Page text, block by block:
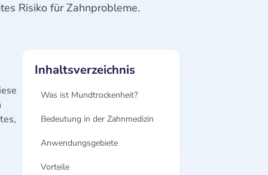
Risiko für Zahnprobleme.
Inhaltsverzeichnis
Was ist Mundtrockenheit?
Bedeutung in der Zahnmedizin
Anwendungsgebiete
Vorteile